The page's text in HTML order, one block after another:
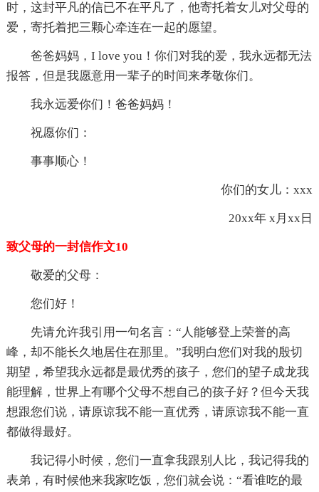
时，这封平凡的信已不在平凡了，他寄托着女儿对父母的
爱，寄托着把三颗心牵连在一起的愿望。
爸爸妈妈，I love you！你们对我的爱，我永远都无法
报答，但是我愿意用一辈子的时间来孝敬你们。
我永远爱你们！爸爸妈妈！
祝愿你们：
事事顺心！
你们的女儿：xxx
20xx年 x月xx日
致父母的一封信作文10
敬爱的父母：
您们好！
先请允许我引用一句名言：“人能够登上荣誉的高
峰，却不能长久地居住在那里。”我明白您们对我的殷切
期望，希望我永远都是最优秀的孩子，您们的望子成龙我
能理解，世界上有哪个父母不想自己的孩子好？但今天我
想跟您们说，请原谅我不能一直优秀，请原谅我不能一直
都做得最好。
我记得小时候，您们一直拿我跟别人比，我记得我的
表弟，有时候他来我家吃饭，您们就会说：“看谁吃的最